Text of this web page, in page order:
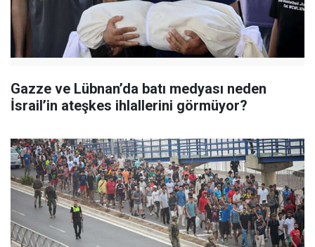
Gazze ve Lübnan’da batı medyası neden
İsrail’in ateşkes ihlallerini görmüyor?